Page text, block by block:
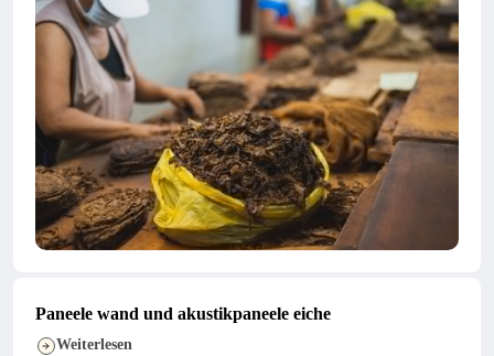
Paneele wand und akustikpaneele eiche
Weiterlesen